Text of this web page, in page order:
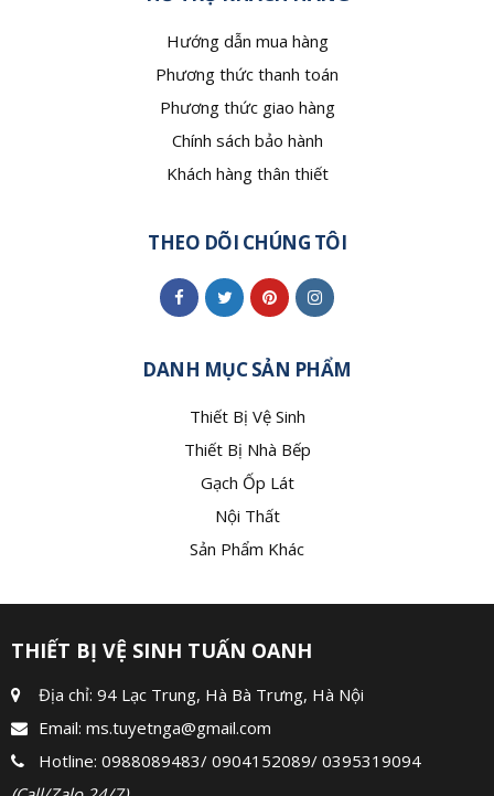
Hướng dẫn mua hàng
Phương thức thanh toán
Phương thức giao hàng
Chính sách bảo hành
Khách hàng thân thiết
THEO DÕI CHÚNG TÔI
DANH MỤC SẢN PHẨM
Thiết Bị Vệ Sinh
Thiết Bị Nhà Bếp
Gạch Ốp Lát
Nội Thất
Sản Phẩm Khác
THIẾT BỊ VỆ SINH TUẤN OANH
Địa chỉ: 94 Lạc Trung, Hà Bà Trưng, Hà Nội
Email: ms.tuyetnga@gmail.com
Hotline: 0988089483/ 0904152089/ 0395319094